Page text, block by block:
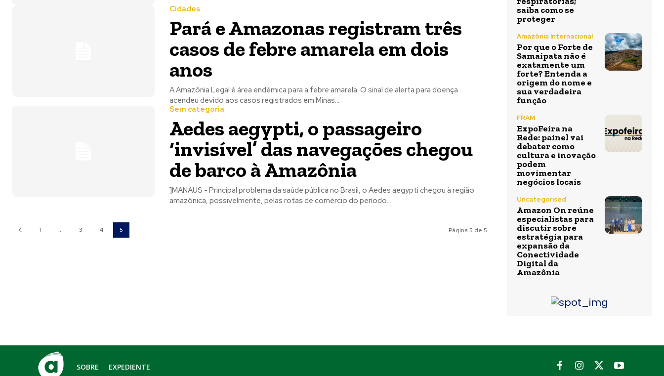
Cidades
Pará e Amazonas registram três
casos de febre amarela em dois
anos
A Amazônia Legal é área endêmica para a febre amarela. O sinal de alerta para doença
acendeu devido aos casos registrados em Minas...
Sem categoria
Aedes aegypti, o passageiro
‘invisível’ das navegações chegou
de barco à Amazônia
]MANAUS - Principal problema da saúde pública no Brasil, o Aedes aegypti chegou à região
amazônica, possivelmente, pelas rotas de comércio do período...
1 ... 3 4 5 Página 5 de 5
saiba como se
proteger
Amazônia Internacional
Por que o Forte de
Samaipata não é
exatamente um
forte? Entenda a
origem do nome e
sua verdadeira
função
FRAM
ExpoFeira na
Rede: painel vai
debater como
cultura e inovação
podem
movimentar
negócios locais
Uncategorised
Amazon On reúne
especialistas para
discutir sobre
estratégia para
expansão da
Conectividade
Digital da
Amazônia
SOBRE EXPEDIENTE